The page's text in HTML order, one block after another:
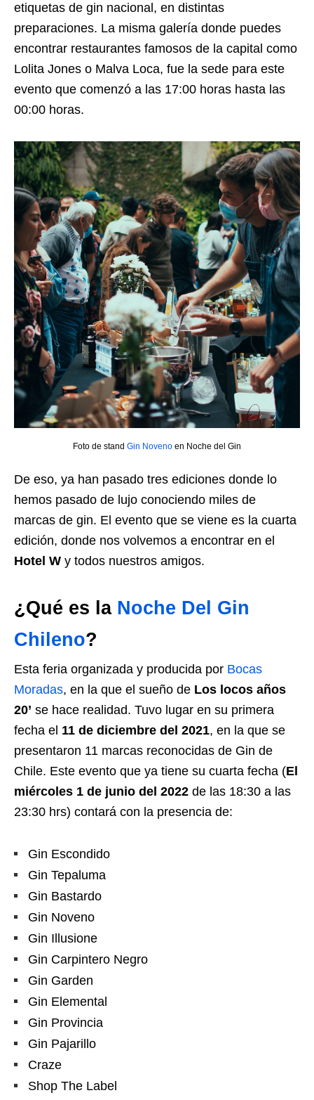
etiquetas de gin nacional, en distintas
preparaciones. La misma galería donde puedes
encontrar restaurantes famosos de la capital como
Lolita Jones o Malva Loca, fue la sede para este
evento que comenzó a las 17:00 horas hasta las
00:00 horas.
Foto de stand Gin Noveno en Noche del Gin
De eso, ya han pasado tres ediciones donde lo
hemos pasado de lujo conociendo miles de
marcas de gin. El evento que se viene es la cuarta
edición, donde nos volvemos a encontrar en el
Hotel W y todos nuestros amigos.
¿Qué es la Noche Del Gin
Chileno?
Esta feria organizada y producida por Bocas
Moradas, en la que el sueño de Los locos años
20’ se hace realidad. Tuvo lugar en su primera
fecha el 11 de diciembre del 2021, en la que se
presentaron 11 marcas reconocidas de Gin de
Chile. Este evento que ya tiene su cuarta fecha (El
miércoles 1 de junio del 2022 de las 18:30 a las
23:30 hrs) contará con la presencia de:
Gin Escondido
Gin Tepaluma
Gin Bastardo
Gin Noveno
Gin Illusione
Gin Carpintero Negro
Gin Garden
Gin Elemental
Gin Provincia
Gin Pajarillo
Craze
Shop The Label